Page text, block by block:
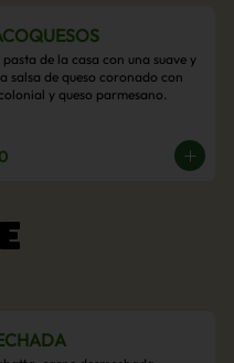
pasta de la casa con una suave y
salsa de queso coronado con
y queso parmesano.